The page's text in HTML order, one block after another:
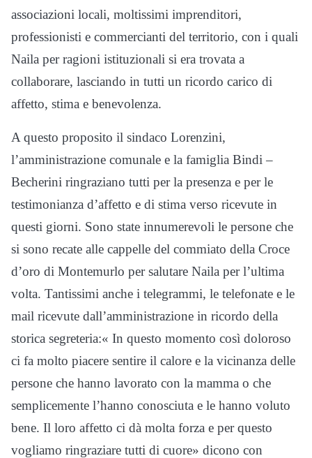
associazioni locali, moltissimi imprenditori,
professionisti e commercianti del territorio, con i quali
Naila per ragioni istituzionali si era trovata a
collaborare, lasciando in tutti un ricordo carico di
affetto, stima e benevolenza.
A questo proposito il sindaco Lorenzini,
l’amministrazione comunale e la famiglia Bindi –
Becherini ringraziano tutti per la presenza e per le
testimonianza d’affetto e di stima verso ricevute in
questi giorni. Sono state innumerevoli le persone che
si sono recate alle cappelle del commiato della Croce
d’oro di Montemurlo per salutare Naila per l’ultima
volta. Tantissimi anche i telegrammi, le telefonate e le
mail ricevute dall’amministrazione in ricordo della
storica segreteria:« In questo momento così doloroso
ci fa molto piacere sentire il calore e la vicinanza delle
persone che hanno lavorato con la mamma o che
semplicemente l’hanno conosciuta e le hanno voluto
bene. Il loro affetto ci dà molta forza e per questo
vogliamo ringraziare tutti di cuore» dicono con